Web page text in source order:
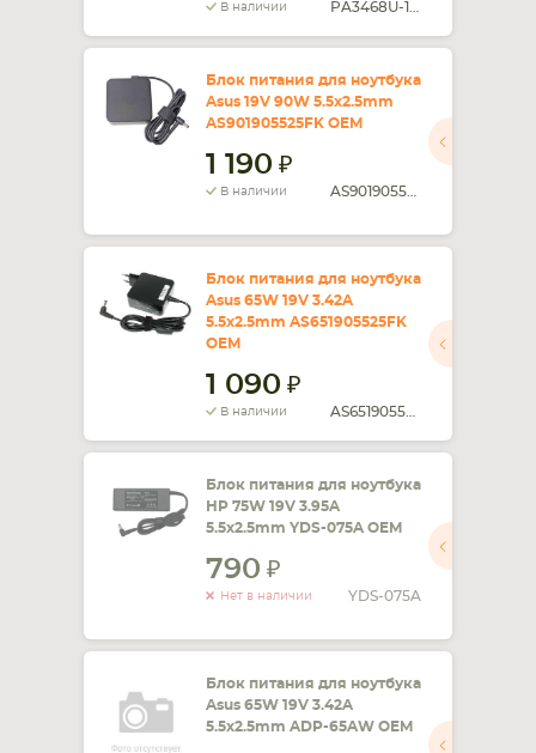
В наличии
Блок питания для ноутбука
Asus 19V 90W 5.5x2.5mm
AS901905525FK OEM
1 190
В наличии
Блок питания для ноутбука
Asus 65W 19V 3.42A
5.5x2.5mm AS651905525FK
OEM
1 090
В наличии
Блок питания для ноутбука
HP 75W 19V 3.95A
5.5x2.5mm YDS-075A OEM
790
Нет в наличии YDS-075A
Блок питания для ноутбука
Asus 65W 19V 3.42A
5.5x2.5mm ADP-65AW OEM